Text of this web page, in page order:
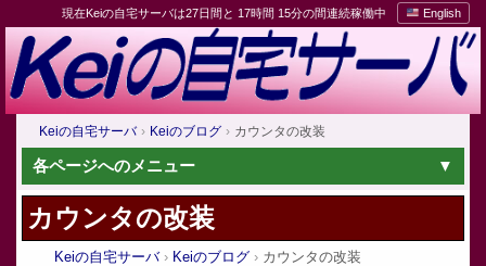
現在Keiの自宅サーバは27日間と 17時間 15分の間連続稼働中 English
Keiの自宅サーバ Keiのブログ カウンタの改装
各ページへのメニュー
カウンタの改装
Keiの自宅サーバ Keiのブログ カウンタの改装